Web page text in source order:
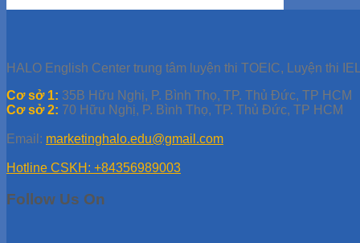
HALO English Center trung tâm luyện thi TOEIC, Luyện thi
Cơ sở 1: 35B Hữu Nghị, P. Bình Thọ, TP. Thủ Đức, TP HCM
Cơ sở 2: 70 Hữu Nghị, P. Bình Thọ, TP. Thủ Đức, TP HCM
Email: marketinghalo.edu@gmail.com
Hotline CSKH: +84356989003
Follow Us On